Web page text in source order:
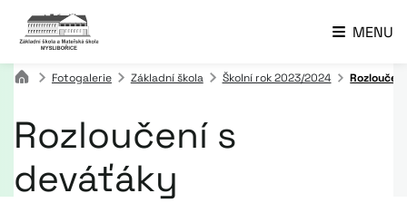
MENU
Fotogalerie Základní škola Školní rok 2023/2024
Rozloučení s
deváťáky